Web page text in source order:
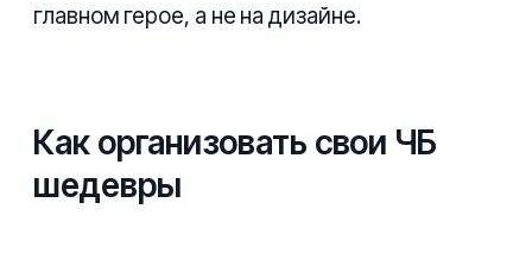
главном герое, а не на дизайне.
Как организовать свои ЧБ
шедевры